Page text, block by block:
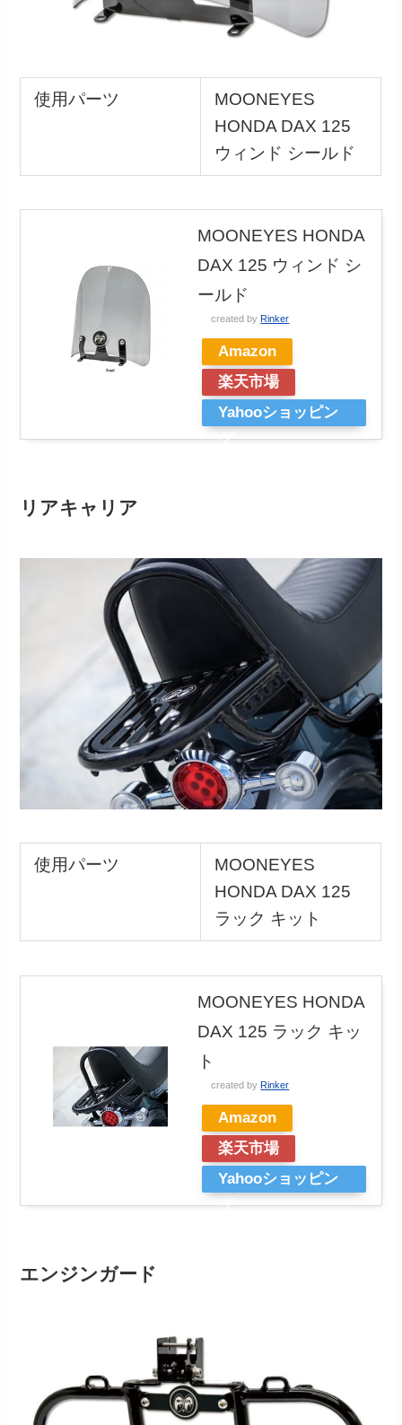
使用パーツ
MOONEYES
HONDA DAX 125
ウィンド シールド
MOONEYES HONDA
DAX 125 ウィンド シ
ールド
created by Rinker
Amazon
楽天市場
Yahooショッピン
グ
リアキャリア
使用パーツ
MOONEYES
HONDA DAX 125
ラック キット
MOONEYES HONDA
DAX 125 ラック キッ
ト
created byRinker
Amazon
楽天市場
Yahooショッピン
グ
エンジンガード